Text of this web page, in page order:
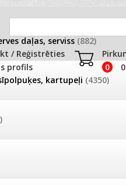
/ Reģistrēties
profils
0
daļas, serviss (882)
kartupeļi (4350)
AKCIJAS
frēze + mulčieris +
AKCIJAS komplekts -
daļas, serviss